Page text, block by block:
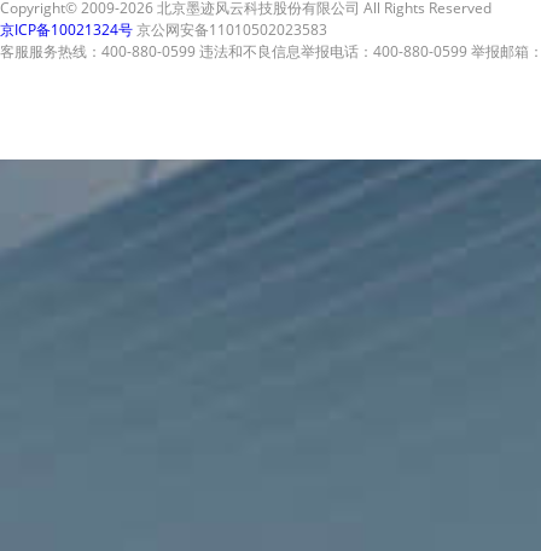
Copyright© 2009-2026 北京墨迹风云科技股份有限公司 All Rights Reserved
京ICP备10021324号京公网安备11010502023583
客服服务热线：400-880-0599 违法和不良信息举报电话：400-880-0599 举报邮箱